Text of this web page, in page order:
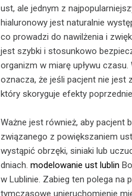
ust, ale jednym z
hialuronowy jest naturalnie
co prowadzi do nawilżenia i
jest szybki i stosunkowo
organizm w miarę upływu
oznacza, że jeśli pacjent nie jest
który skoryguje efekty
Ważne jest również, aby pacjent
związanego z powiększaniem
wystąpić obrzęki, siniaki lub
dniach. modelowanie ust lublin
w Lublinie. Zabieg ten polega na
tymczasowe unieruchomienie